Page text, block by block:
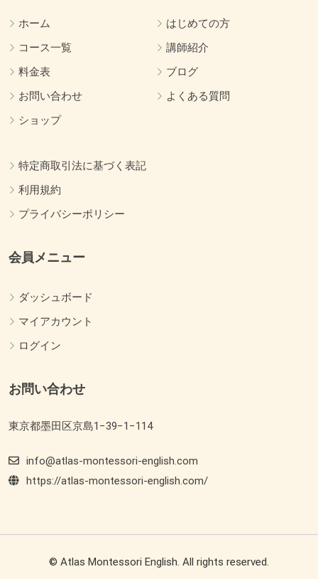
ホーム
はじめての方
コース一覧
講師紹介
料金表
ブログ
お問い合わせ
よくある質問
ショップ
特定商取引法に基づく表記
利用規約
プライバシーポリシー
会員メニュー
ダッシュボード
マイアカウント
ログイン
お問い合わせ
東京都墨田区京島1−39−1−114
info@atlas-montessori-english.com
https://atlas-montessori-english.com/
© Atlas Montessori English. All rights reserved.